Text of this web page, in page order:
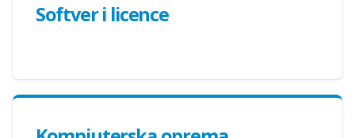
Softver i licence